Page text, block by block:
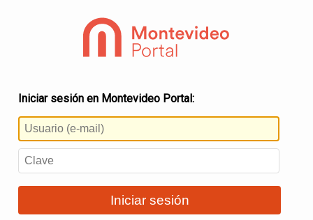
Iniciar sesión en Montevideo Portal:
Iniciar sesión